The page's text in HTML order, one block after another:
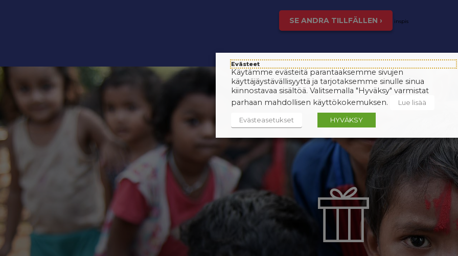
SE ANDRA TILLFÄLLEN › inspis
Evästeet
Käytämme evästeitä parantaaksemme sivujen
käyttäjäystävällisyyttä ja tarjotaksemme sinulle sinua
kiinnostavaa sisältöä. Valitsemalla "Hyväksy" varmistat
parhaan mahdollisen käyttökokemuksen.
Lue lisää
Evästeasetukset HYVÄKSY